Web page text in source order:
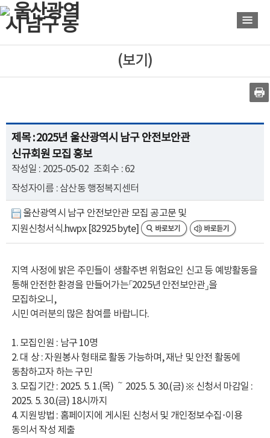
로
가
기
로
가
기
(보기)
제목 : 2025년 울산광역시 남구 안전보안관
신규회원 모집 홍보
작성일 : 2025-05-02 조회수 : 62
작성자이름 : 삼산동 행정복지센터
울산광역시 남구 안전보안관 모집 공고문 및
지원신청서식.hwpx [82925 byte]
지역 사정에 밝은 주민들이 생활주변 위험요인 신고 등 예방활동을
통해 안전한 환경을 만들어가는「2025년 안전보안관」을
모집하오니,
시민 여러분의 많은 참여를 바랍니다.
1. 모집인원 : 남구 10명
2. 대 상 : 자원봉사 형태로 활동 가능하며, 재난 및 안전 활동에
동참하고자 하는 구민
3. 모집기간 : 2025. 5. 1.(목) ～ 2025. 5. 30.(금) ※ 신청서 마감일 :
2025. 5. 30.(금) 18시까지
4. 지원방법 : 홈페이지에 게시된 신청서 및 개인정보수집·이용
동의서 작성 제출